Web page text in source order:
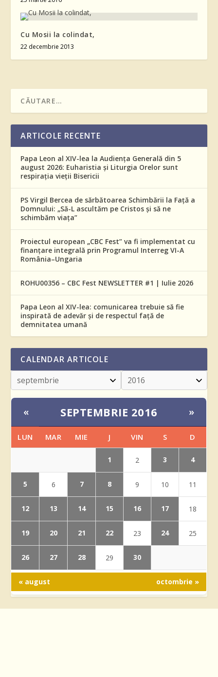
Cu Mosii la colindat,
22 decembrie 2013
ARTICOLE RECENTE
Papa Leon al XIV-lea la Audiența Generală din 5
august 2026: Euharistia și Liturgia Orelor sunt
respirația vieții Bisericii
PS Virgil Bercea de sărbătoarea Schimbării la Față a
Domnului: „Să-L ascultăm pe Cristos și să ne
schimbăm viața”
Proiectul european „CBC Fest” va fi implementat cu
finanțare integrală prin Programul Interreg VI-A
România–Ungaria
ROHU00356 – CBC Fest NEWSLETTER #1 | Iulie 2026
Papa Leon al XIV-lea: comunicarea trebuie să fie
inspirată de adevăr și de respectul față de
demnitatea umană
CALENDAR ARTICOLE
« SEPTEMBRIE 2016 »
LUN MAR MIE J VIN S D
1 2 3 4
5 6 7 8 9 10 11
12 13 14 15 16 17 18
19 20 21 22 23 24 25
26 27 28 29 30
« august octombrie »